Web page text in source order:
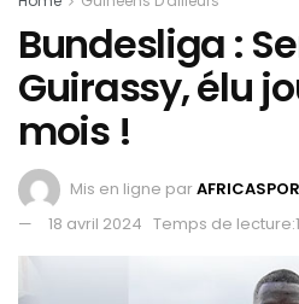
Bundesliga :
Guirassy, élu
mois !
Mis en ligne par
18 avril 2024 Temps de